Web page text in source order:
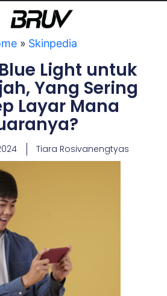
» Skinpedia
Light untuk
Yang Sering
Layar Mana
Tiara Rosivanengtyas